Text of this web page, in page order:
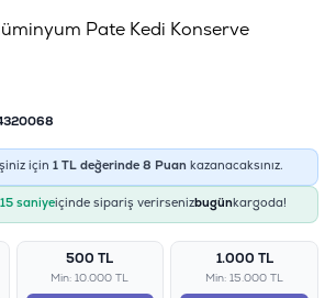
Pate Kedi Konserve
için 1 TL değerinde 8 Puan kazanacaksınız.
saniyeiçinde sipariş verirsenizbugünkargoda!
500 TL
Min: 10.000 TL
1.000 TL
Min: 15.000 TL